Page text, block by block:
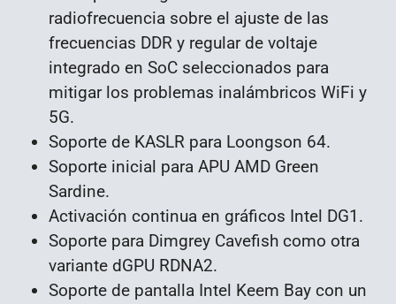
radiofrecuencia sobre el ajuste de las
frecuencias DDR y regular de voltaje
integrado en SoC seleccionados para
mitigar los problemas inalámbricos WiFi y
5G.
Soporte de KASLR para Loongson 64.
Soporte inicial para APU AMD Green
Sardine.
Activación continua en gráficos Intel DG1.
Soporte para Dimgrey Cavefish como otra
variante dGPU RDNA2.
Soporte de pantalla Intel Keem Bay con un